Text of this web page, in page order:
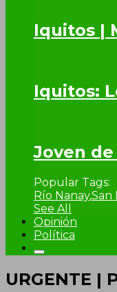
Iquitos |
Iquitos:
Joven
Popular Tags:
Río Nanay,San
See All
Opinión
Política
URGENTE |